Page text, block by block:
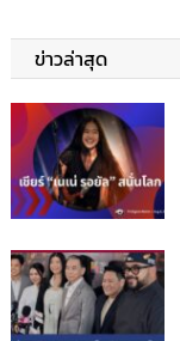
ข่าวล่าสุด